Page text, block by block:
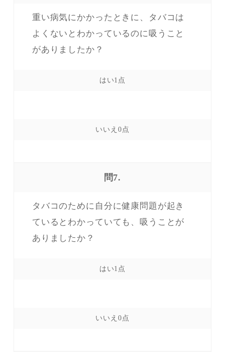
重い病気にかかったときに、タバコは
よくないとわかっているのに吸うこと
がありましたか？
問7.
タバコのために自分に健康問題が起き
ているとわかっていても、吸うことが
ありましたか？